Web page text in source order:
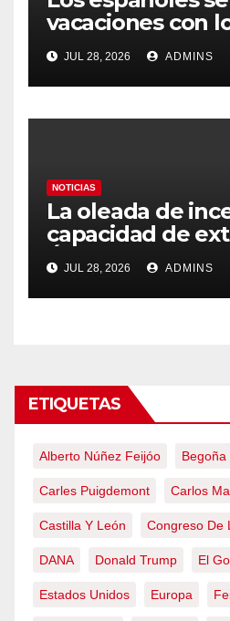
vacaciones con
carburantes
más caros que el
y los hoteles
JUL 28, 2026 ADMINS
NOTICIAS
La oleada de
capacidad de
Ávila y al oeste
obliga a declarar
emergencia
JUL 28, 2026 ADMINS
ETIQUETAS
Alberto Núñez Feijóo
Carles Puigdemont Carlos
Castilla Y León Congreso De
DANA Donald Trump El
Estados Unidos Europa